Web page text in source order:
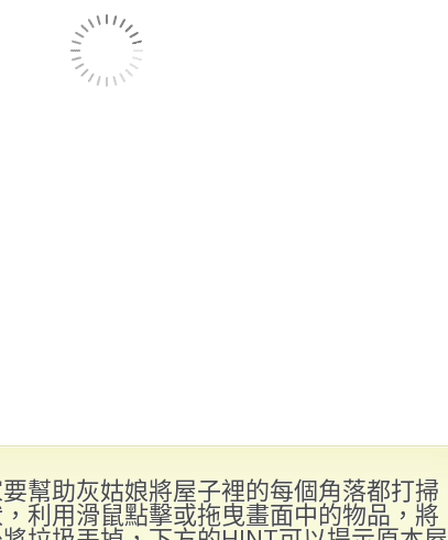
幫助灰姑娘將屋子裡的每個角落都打掃
利用滑鼠點擊或拖曳畫面中的物品，將